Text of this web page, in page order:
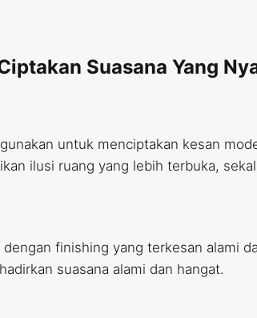
Suasana Yang
untuk menciptakan kesan
ilusi ruang yang lebih terbuka,
finishing yang terkesan alami
suasana alami dan hangat.